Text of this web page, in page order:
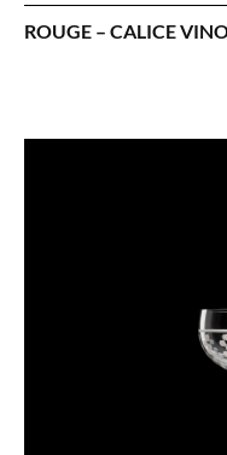
ROUGE – CALICE